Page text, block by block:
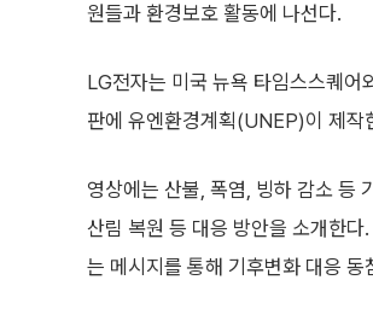
원들과 환경보호 활동에 나선다.
LG전자는 미국 뉴욕 타임스스퀘어
판에 유엔환경계획(UNEP)이 제작
영상에는 산불, 폭염, 빙하 감소 등
산림 복원 등 대응 방안을 소개한
는 메시지를 통해 기후변화 대응 동